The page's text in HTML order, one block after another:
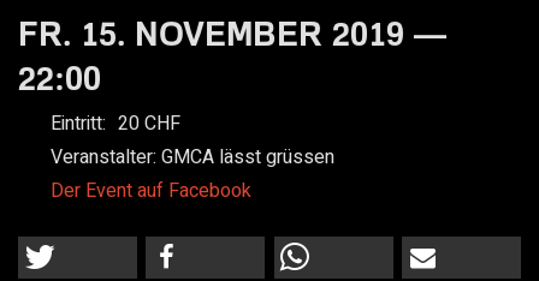
FR. 15. NOVEMBER 2019 —
22:00
Eintritt: 20
Veranstalter: GMCA lässt grüssen
Der Event auf Facebook